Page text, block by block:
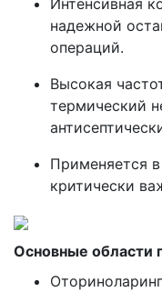
надежной
операций.
Высокая
термический
Применяется
критически
Основные области